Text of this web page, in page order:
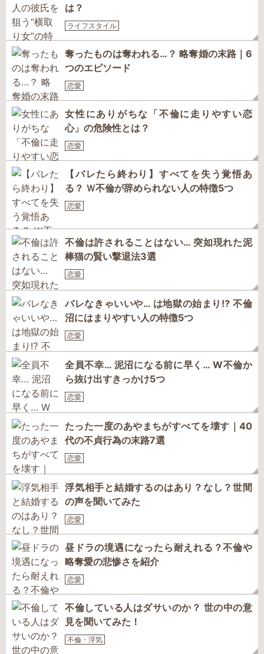
は？
ライフスタイル
奪ったものは奪われる…？ 略奪婚の末路｜6
つのエピソード
恋愛
女性にありがちな「不倫に走りやすい恋
心」の危険性とは？
恋愛
【バレたら終わり】すべてを失う覚悟あ
る？ Ｗ不倫が辞められない人の特徴5つ
恋愛
不倫は許されることはない… 突如現れた泥
棒猫の賢い撃退法3選
恋愛
バレなきゃいいや… は地獄の始まり⁉ 不倫
沼にはまりやすい人の特徴5つ
恋愛
全員不幸… 泥沼になる前に早く… W不倫か
ら抜け出すきっかけ5つ
恋愛
たった一度のあやまちがすべてを壊す｜40
代の不貞行為の末路7選
恋愛
浮気相手と結婚するのはあり？なし？世間
の声を聞いてみた
恋愛
昼ドラの境遇になったら耐えれる？不倫や
略奪愛の悲惨さを紹介
恋愛
不倫している人はダサいのか？ 世の中の意
見を聞いてみた！
不倫・浮気